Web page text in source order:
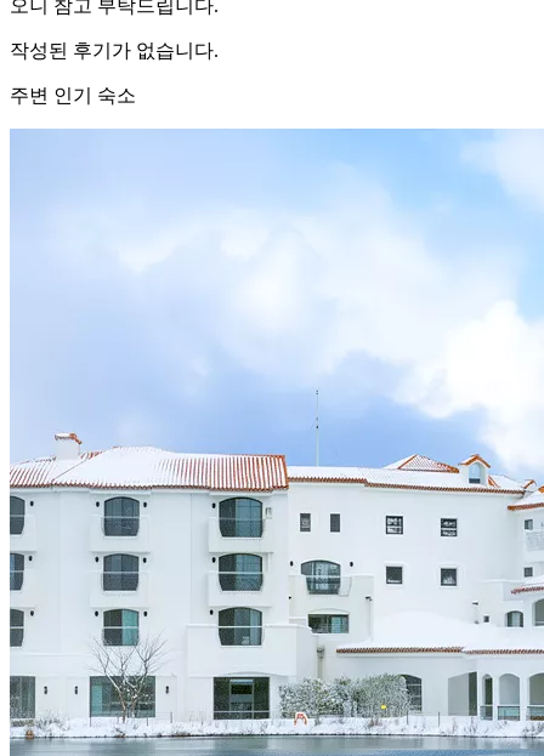
오니 참고 부탁드립니다.
작성된 후기가 없습니다.
주변 인기 숙소